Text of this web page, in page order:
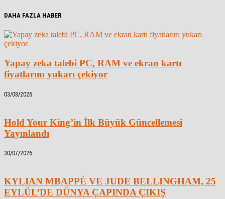
DAHA FAZLA HABER
Yapay zeka talebi PC, RAM ve ekran kartı
fiyatlarını yukarı çekiyor
03/08/2026
Hold Your King’in İlk Büyük Güncellemesi
Yayınlandı
30/07/2026
KYLIAN MBAPPÉ VE JUDE BELLINGHAM, 25
EYLÜL’DE DÜNYA ÇAPINDA ÇIKIŞ